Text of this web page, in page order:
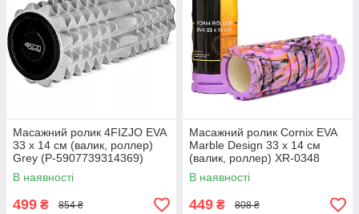
Масажний ролик 4FIZJO EVA
33 x 14 см (валик, роллер)
Grey (P-5907739314369)
В наявності
499 ₴ 854 ₴
Масажний ролик Cornix EVA
Marble Design 33 x 14 см
(валик, роллер) XR-0348
В наявності
449 ₴ 808 ₴